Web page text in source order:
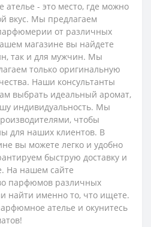
- это место, где можно
вкус. Мы предлагаем
от различных
магазине вы найдете
так и для мужчин. Мы
только оригинальную
Наши консультанты
выбрать идеальный аромат,
индивидуальность. Мы
чтобы
для наших клиентов. В
вы можете легко и удобно
быструю доставку и
На нашем сайте
парфюмов различных
найти именно то, что ищете.
ателье и окунитесь